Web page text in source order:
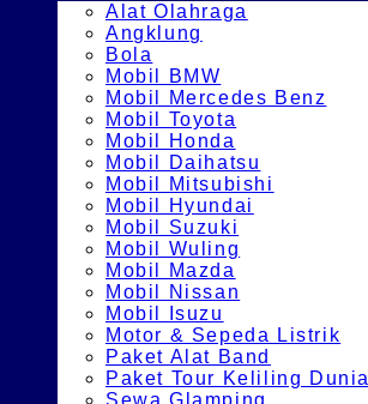
Alat Olahraga
Angklung
Bola
Mobil BMW
Mobil Mercedes Benz
Mobil Toyota
Mobil Honda
Mobil Daihatsu
Mobil Mitsubishi
Mobil Hyundai
Mobil Suzuki
Mobil Wuling
Mobil Mazda
Mobil Nissan
Mobil Isuzu
Motor & Sepeda Listrik
Paket Alat Band
Paket Tour Keliling Dunia
Sewa Glamping